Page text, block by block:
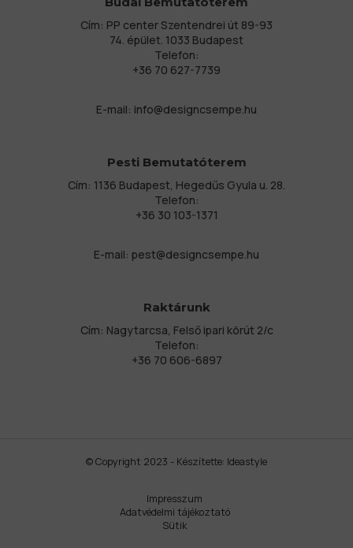
Cím: PP center Szentendrei út 89-93
74. épület. 1033 Budapest
Telefon:
+36 70 627-7739
E-mail: info@designcsempe.hu
Pesti Bemutatóterem
Cím: 1136 Budapest, Hegedűs Gyula u. 28.
Telefon:
+36 30 103-1371
E-mail: pest@designcsempe.hu
Raktárunk
Cím: Nagytarcsa, Felső ipari körút 2/c
Telefon:
+36 70 606-6897
© Copyright 2023 - Készítette: Ideastyle
Impresszum
Adatvédelmi tájékoztató
Sütik